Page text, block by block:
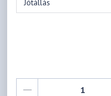
Jótállás